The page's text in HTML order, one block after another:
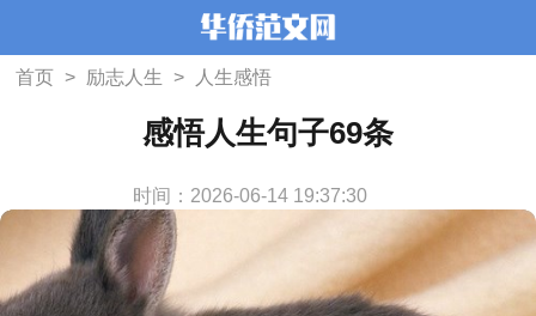
首页 > 励志人生 > 人生感悟
感悟人生句子69条
时间：2026-06-14 19:37:30